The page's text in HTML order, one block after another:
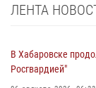
ЛЕНТА
В Хабаровске
Росгвардией"